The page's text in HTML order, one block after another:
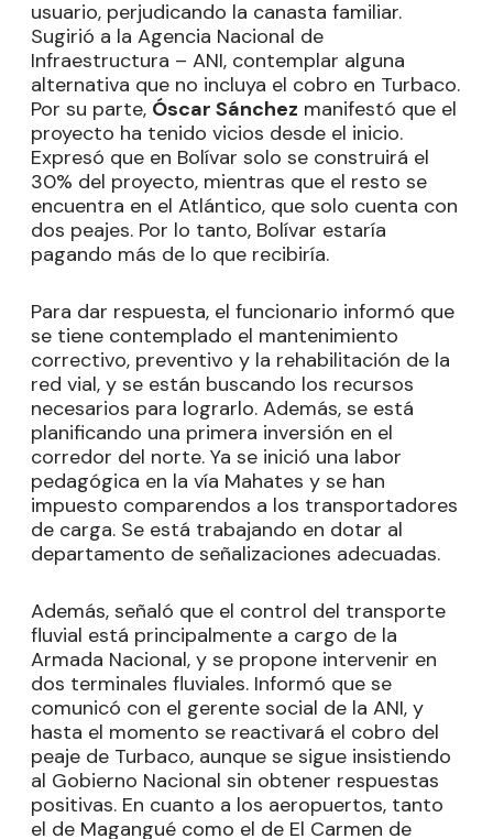
usuario, perjudicando la canasta familiar.
Sugirió a la Agencia Nacional de
Infraestructura – ANI, contemplar alguna
alternativa que no incluya el cobro en Turbaco.
Por su parte, Óscar Sánchez manifestó que el
proyecto ha tenido vicios desde el inicio.
Expresó que en Bolívar solo se construirá el
30% del proyecto, mientras que el resto se
encuentra en el Atlántico, que solo cuenta con
dos peajes. Por lo tanto, Bolívar estaría
pagando más de lo que recibiría.
Para dar respuesta, el funcionario informó que
se tiene contemplado el mantenimiento
correctivo, preventivo y la rehabilitación de la
red vial, y se están buscando los recursos
necesarios para lograrlo. Además, se está
planificando una primera inversión en el
corredor del norte. Ya se inició una labor
pedagógica en la vía Mahates y se han
impuesto comparendos a los transportadores
de carga. Se está trabajando en dotar al
departamento de señalizaciones adecuadas.
Además, señaló que el control del transporte
fluvial está principalmente a cargo de la
Armada Nacional, y se propone intervenir en
dos terminales fluviales. Informó que se
comunicó con el gerente social de la ANI, y
hasta el momento se reactivará el cobro del
peaje de Turbaco, aunque se sigue insistiendo
al Gobierno Nacional sin obtener respuestas
positivas. En cuanto a los aeropuertos, tanto
el de Magangué como el de El Carmen de